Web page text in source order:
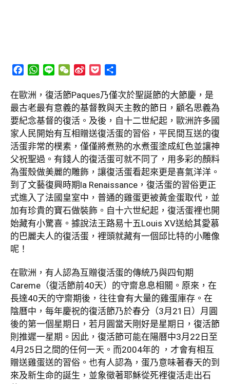
Facebook
WhatsApp
Line WeChat
Sina
Pocket
在歐洲，復活節Paques乃僅次於聖誕節的大節慶，是
最古老最有意義的基督教與天主教的節日，顧名思義為
要紀念基督的復活。及後，自十二世紀起，歐洲許多國
家人民開始有互相贈送復活蛋的習俗，平民間互送的復
活蛋非常的樸素，僅僅將煮熟的水煮蛋塗成紅色並讓神
父祝聖過。有錢人的復活蛋可就不同了，用多彩的顏料
為蛋殼做美麗的雕飾，讓復活蛋看起來更是喜氣洋洋。
到了文藝復興時期la Renaissance，復活蛋的習俗更正
式進入了法國皇室中，普通的雞蛋更被黃金蛋取代，並
加有珍貴的寶石做裝飾。自十六世紀起，復活蛋裡也開
始藏有小驚喜。據說法王路易十五Louis XV送給其愛慕
的巴麗夫人的復活蛋，裡頭就藏有一個邱比特的小雕像
呢！
在歐洲，有人認為互贈復活蛋的傳統乃與四旬期
Careme（復活節前40天）的守齋息息相關。原來，在
長達40天的守齋期後，往往會有大量的雞蛋庫存。在
陰曆中，每年慶祝的復活節乃於春分（3月21日）月圓
後的第一個星期日，若月圓當天剛好是星期日，復活節
則推遲一星期。因此，復活節可能在陽曆中3月22日至
4月25日之間的任何一天。而2004年的 ，才會有相互
贈送雞蛋送的習俗。也有人認為，蛋乃意味著春天的到
來及新生命的誕生，並象徵著耶穌從死裡復活走出石